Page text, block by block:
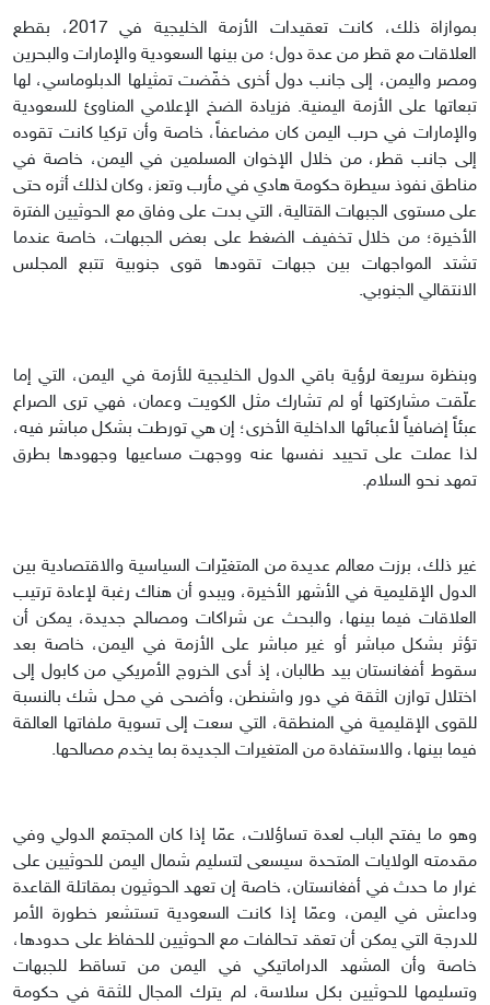
بموازاة ذلك، كانت تعقيدات الأزمة الخليجية في 2017، بقطع
العلاقات مع قطر من عدة دول؛ من بينها السعودية والإمارات والبحرين
ومصر واليمن، إلى جانب دول أخرى خفّضت تمثيلها الدبلوماسي، لها
تبعاتها على الأزمة اليمنية. فزيادة الضخ الإعلامي المناوئ للسعودية
والإمارات في حرب اليمن كان مضاعفاً، خاصة وأن تركيا كانت تقوده
إلى جانب قطر، من خلال الإخوان المسلمين في اليمن، خاصة في
مناطق نفوذ سيطرة حكومة هادي في مأرب وتعز، وكان لذلك أثره حتى
على مستوى الجبهات القتالية، التي بدت على وفاق مع الحوثيين الفترة
الأخيرة؛ من خلال تخفيف الضغط على بعض الجبهات، خاصة عندما
تشتد المواجهات بين جبهات تقودها قوى جنوبية تتبع المجلس
الانتقالي الجنوبي.
وبنظرة سريعة لرؤية باقي الدول الخليجية للأزمة في اليمن، التي إما
علّقت مشاركتها أو لم تشارك مثل الكويت وعمان، فهي ترى الصراع
عبئاً إضافياً لأعبائها الداخلية الأخرى؛ إن هي تورطت بشكل مباشر فيه،
لذا عملت على تحييد نفسها عنه ووجهت مساعيها وجهودها بطرق
تمهد نحو السلام.
غير ذلك، برزت معالم عديدة من المتغيّرات السياسية والاقتصادية بين
الدول الإقليمية في الأشهر الأخيرة، ويبدو أن هناك رغبة لإعادة ترتيب
العلاقات فيما بينها، والبحث عن شراكات ومصالح جديدة، يمكن أن
تؤثر بشكل مباشر أو غير مباشر على الأزمة في اليمن، خاصة بعد
سقوط أفغانستان بيد طالبان، إذ أدى الخروج الأمريكي من كابول إلى
اختلال توازن الثقة في دور واشنطن، وأضحى في محل شك بالنسبة
للقوى الإقليمية في المنطقة، التي سعت إلى تسوية ملفاتها العالقة
فيما بينها، والاستفادة من المتغيرات الجديدة بما يخدم مصالحها.
وهو ما يفتح الباب لعدة تساؤلات، عمّا إذا كان المجتمع الدولي وفي
مقدمته الولايات المتحدة سيسعى لتسليم شمال اليمن للحوثيين على
غرار ما حدث في أفغانستان، خاصة إن تعهد الحوثيون بمقاتلة القاعدة
وداعش في اليمن، وعمّا إذا كانت السعودية تستشعر خطورة الأمر
للدرجة التي يمكن أن تعقد تحالفات مع الحوثيين للحفاظ على حدودها،
خاصة وأن المشهد الدراماتيكي في اليمن من تساقط للجبهات
وتسليمها للحوثيين بكل سلاسة، لم يترك المجال للثقة في حكومة